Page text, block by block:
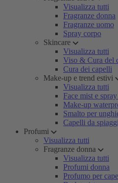
Visualizza tutti
Fragranze donna
Fragranze uomo
Spray corpo
Skincare
Visualizza tutti
Viso & Cura del
Cura dei capelli
Make-up e trend estivi
Visualizza tutti
Face mist e
Make-up
Smalto per
Capelli da
Profumi
Visualizza tutti
Fragranze donna
Visualizza tutti
Profumi donna
Profumo per